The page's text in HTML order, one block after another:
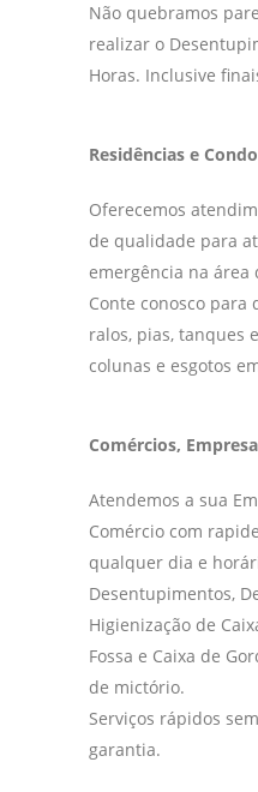
Não quebramos
realizar o
Horas. Inclusive
Residências e
Oferecemos
de qualidade para
emergência na
Conte conosco
ralos, pias, tanques
colunas e esgotos
Comércios,
Atendemos a sua
Comércio com
qualquer dia e
Desentupimentos,
Higienização de
Fossa e Caixa de
de mictório.
Serviços rápidos
garantia.